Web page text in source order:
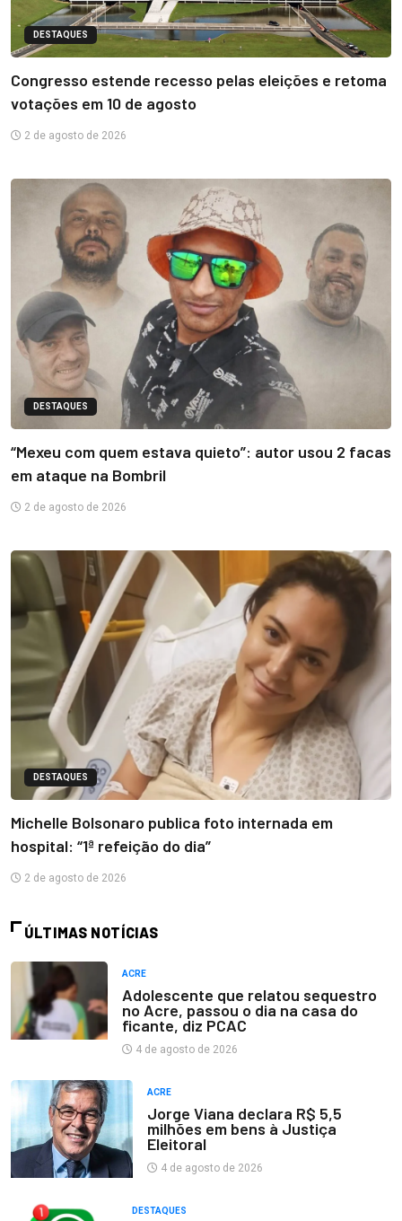
DESTAQUES
Congresso estende recesso pelas eleições e retoma
votações em 10 de agosto
2 de agosto de 2026
DESTAQUES
“Mexeu com quem estava quieto”: autor usou 2 facas
em ataque na Bombril
2 de agosto de 2026
DESTAQUES
Michelle Bolsonaro publica foto internada em
hospital: “1ª refeição do dia”
2 de agosto de 2026
ÚLTIMAS NOTÍCIAS
ACRE
Adolescente que relatou sequestro
no Acre, passou o dia na casa do
ficante, diz PCAC
4 de agosto de 2026
ACRE
Jorge Viana declara R$ 5,5
milhões em bens à Justiça
Eleitoral
4 de agosto de 2026
DESTAQUES